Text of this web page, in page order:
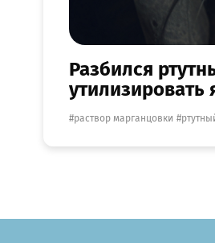
Разбился
раствор марганцовки